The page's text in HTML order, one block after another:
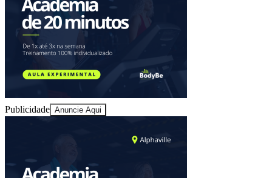
Publicidade Anuncie Aqui